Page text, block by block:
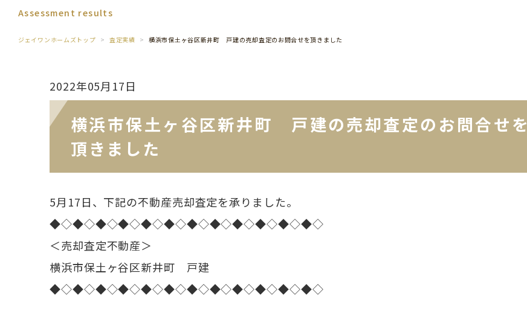
Assessment results
ジェイワンホームズトップ 査定実績 横浜市保土ヶ谷区新井町 戸建の売却査定のお問合せを頂きました
2022年05月17日
横浜市保土ヶ谷区新井町 戸建の売却査定のお問合せを
頂きました
5月17日、下記の不動産売却査定を承りました。
◆◇◆◇◆◇◆◇◆◇◆◇◆◇◆◇◆◇◆◇◆◇◆◇
＜売却査定不動産＞
横浜市保土ヶ谷区新井町 戸建
◆◇◆◇◆◇◆◇◆◇◆◇◆◇◆◇◆◇◆◇◆◇◆◇